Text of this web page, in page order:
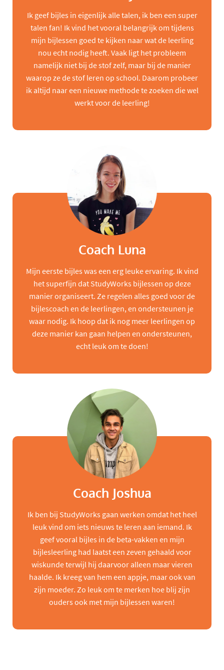
Ik geef bijles in eigenlijk alle talen, ik ben een super
talen fan! Ik vind het vooral belangrijk om tijdens
mijn bijlessen goed te kijken naar wat de leerling
nou echt nodig heeft. Vaak ligt het probleem
namelijk niet bij de stof zelf, maar bij de manier
waarop ze de stof leren op school. Daarom probeer
ik altijd naar een nieuwe methode te zoeken die wel
werkt voor de leerling!
Coach Luna
Mijn eerste bijles was een erg leuke ervaring. Ik vind
het superfijn dat StudyWorks bijlessen op deze
manier organiseert. Ze regelen alles goed voor de
bijlescoach en de leerlingen, en ondersteunen je
waar nodig. Ik hoop dat ik nog meer leerlingen op
deze manier kan gaan helpen en ondersteunen,
echt leuk om te doen!
Coach Joshua
Ik ben bij StudyWorks gaan werken omdat het heel
leuk vind om iets nieuws te leren aan iemand. Ik
geef vooral bijles in de beta-vakken en mijn
bijlesleerling had laatst een zeven gehaald voor
wiskunde terwijl hij daarvoor alleen maar vieren
haalde. Ik kreeg van hem een appje, maar ook van
zijn moeder. Zo leuk om te merken hoe blij zijn
ouders ook met mijn bijlessen waren!